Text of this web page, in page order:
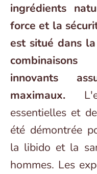
ingrédients
force et la
est situé dans
innovants
maximaux.
essentielles et
été démontrée
la libido et la
hommes. Les